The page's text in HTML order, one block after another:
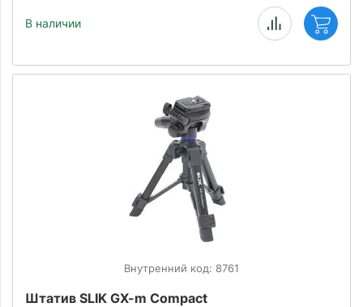
В наличии
Внутренний код: 8761
Штатив SLIK GX-m Compact